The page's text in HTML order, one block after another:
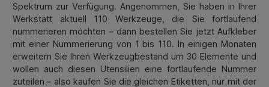
Spektrum zur Verfügung. Angenommen, Sie haben in Ihrer
Werkstatt aktuell 110 Werkzeuge, die Sie fortlaufend
nummerieren möchten – dann bestellen Sie jetzt Aufkleber
mit einer Nummerierung von 1 bis 110. In einigen Monaten
erweitern Sie Ihren Werkzeugbestand um 30 Elemente und
wollen auch diesen Utensilien eine fortlaufende Nummer
zuteilen – also kaufen Sie die gleichen Etiketten, nur mit der